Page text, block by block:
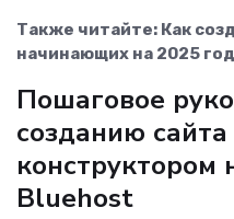
Также читайте: Как
начинающих на 2025 год
Пошаговое
созданию
конструктором
Bluehost